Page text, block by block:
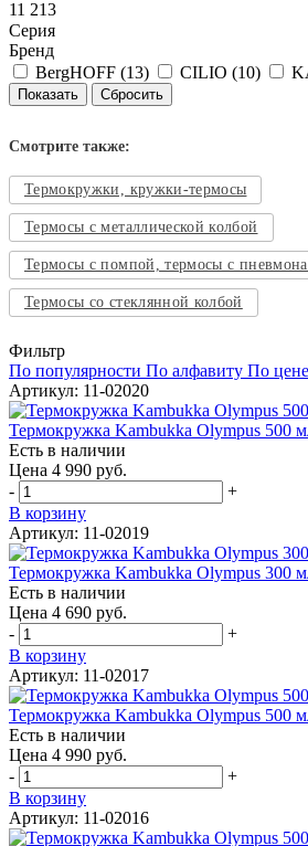
11 213
Серия
Бренд
BergHOFF (13) CILIO (10)
Смотрите также:
Термокружки, кружки-термосы
Термосы с металлической колбой
Термосы с помпой, термосы с
Термосы со стеклянной колбой
Фильтр
По популярности По алфавиту По цене
Артикул: 11-02020
Термокружка Kambukka Olympus 500
Есть в наличии
Цена 4 990 руб.
-
+
В корзину
Артикул: 11-02019
Термокружка Kambukka Olympus 300
Есть в наличии
Цена 4 690 руб.
-
+
В корзину
Артикул: 11-02017
Термокружка Kambukka Olympus 500
Есть в наличии
Цена 4 990 руб.
-
+
В корзину
Артикул: 11-02016